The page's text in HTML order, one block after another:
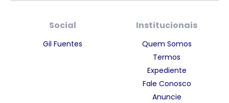
Social
Gil Fuentes
Institucionais
Quem Somos
Termos
Expediente
Fale Conosco
Anuncie